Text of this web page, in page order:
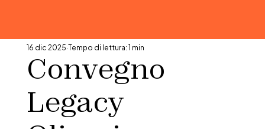
Convegno
Legacy
16 dic 2025 Tempo di lettura: 1 min